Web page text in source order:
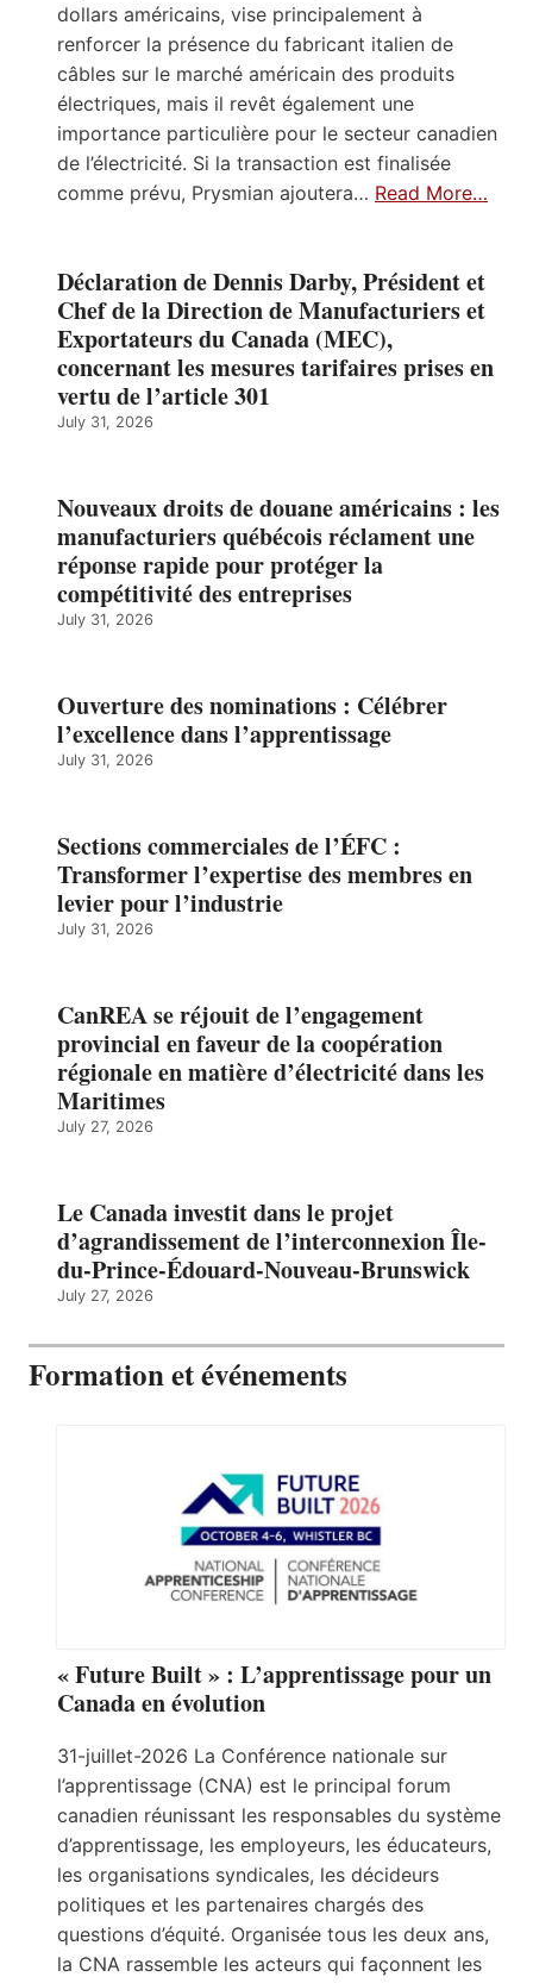
dollars américains, vise principalement à
renforcer la présence du fabricant italien de
câbles sur le marché américain des produits
électriques, mais il revêt également une
importance particulière pour le secteur canadien
de l’électricité. Si la transaction est finalisée
comme prévu, Prysmian ajoutera… Read More…
Déclaration de Dennis Darby, Président et
Chef de la Direction de Manufacturiers et
Exportateurs du Canada (MEC),
concernant les mesures tarifaires prises en
vertu de l’article 301
July 31, 2026
Nouveaux droits de douane américains : les
manufacturiers québécois réclament une
réponse rapide pour protéger la
compétitivité des entreprises
July 31, 2026
Ouverture des nominations : Célébrer
l’excellence dans l’apprentissage
July 31, 2026
Sections commerciales de l’ÉFC :
Transformer l’expertise des membres en
levier pour l’industrie
July 31, 2026
CanREA se réjouit de l’engagement
provincial en faveur de la coopération
régionale en matière d’électricité dans les
Maritimes
July 27, 2026
Le Canada investit dans le projet
d’agrandissement de l’interconnexion Île-
du-Prince-Édouard-Nouveau-Brunswick
July 27, 2026
Formation et événements
« Future Built » : L’apprentissage pour un
Canada en évolution
31-juillet-2026 La Conférence nationale sur
l’apprentissage (CNA) est le principal forum
canadien réunissant les responsables du système
d’apprentissage, les employeurs, les éducateurs,
les organisations syndicales, les décideurs
politiques et les partenaires chargés des
questions d’équité. Organisée tous les deux ans,
la CNA rassemble les acteurs qui façonnent les